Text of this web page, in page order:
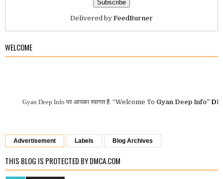
Delivered by FeedBurner
WELCOME
Gyan Deep Infoपर आपका स्वागत है. “Welcome ToGyan Deep Info”DPI
Advertisement Labels Blog Archives
THIS BLOG IS PROTECTED BY DMCA.COM